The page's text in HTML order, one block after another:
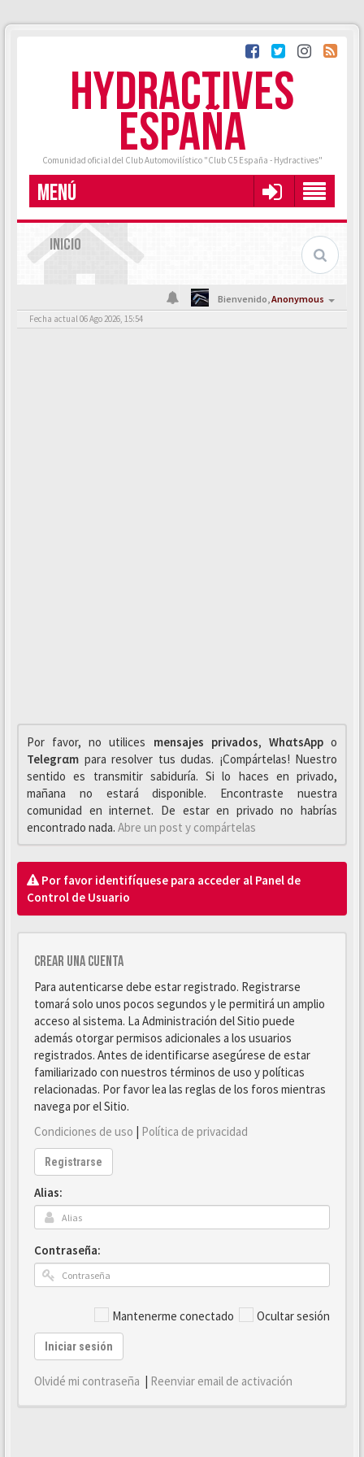
HYDRACTIVES
ESPAÑA
Comunidad oficial del Club Automovilístico "Club C5 España - Hydractives"
MENÚ
INICIO
Bienvenido,Anonymous
Fecha actual 06 Ago 2026, 15:54
Por favor, no utilices mensajes privados, WhαtsAppo
Telegrαm para resolver tus dudas. ¡Compártelas! Nuestro
sentido es transmitir sabiduría. Si lo haces en privado,
mañana no estará disponible. Encontraste nuestra
comunidad en internet. De estar en privado no habrías
encontrado nada. Abre un post y compártelas
Por favor identifíquese para acceder al Panel de
Control de Usuario
Crear una cuenta
Para autenticarse debe estar registrado. Registrarse
tomará solo unos pocos segundos y le permitirá un amplio
acceso al sistema. La Administración del Sitio puede
además otorgar permisos adicionales a los usuarios
registrados. Antes de identificarse asegúrese de estar
familiarizado con nuestros términos de uso y políticas
relacionadas. Por favor lea las reglas de los foros mientras
navega por el Sitio.
Condiciones de uso | Política de privacidad
Registrarse
Alias:
Contraseña:
Mantenerme conectado Ocultar sesión
Iniciar sesión
Olvidé mi contraseña | Reenviar email de activación